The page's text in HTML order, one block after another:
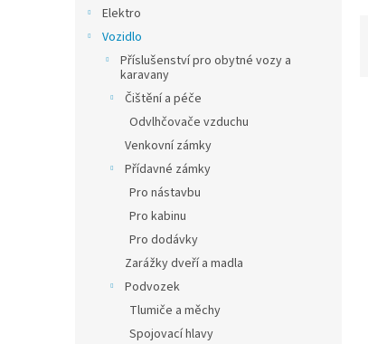
Elektro
Vozidlo
Příslušenství pro obytné vozy a
karavany
Čištění a péče
Odvlhčovače vzduchu
Venkovní zámky
Přídavné zámky
Pro nástavbu
Pro kabinu
Pro dodávky
Zarážky dveří a madla
Podvozek
Tlumiče a měchy
Spojovací hlavy